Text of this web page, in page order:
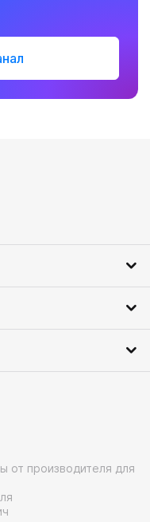
от производителя для